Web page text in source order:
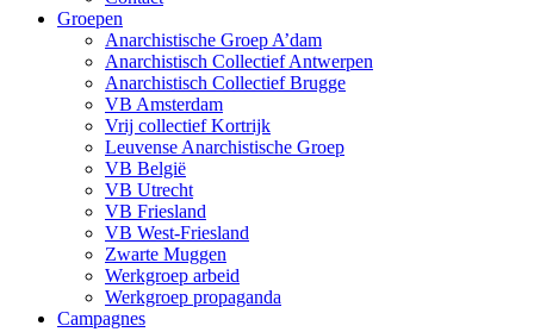
Groepen
Anarchistische Groep A’dam
Anarchistisch Collectief Antwerpen
Anarchistisch Collectief Brugge
VB Amsterdam
Vrij collectief Kortrijk
Leuvense Anarchistische Groep
VB België
VB Utrecht
VB Friesland
VB West-Friesland
Zwarte Muggen
Werkgroep arbeid
Werkgroep propaganda
Campagnes